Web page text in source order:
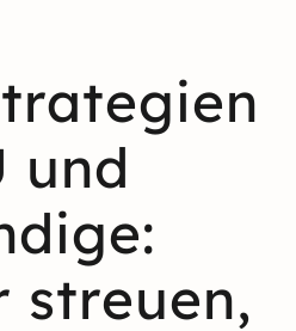
und
streuen,